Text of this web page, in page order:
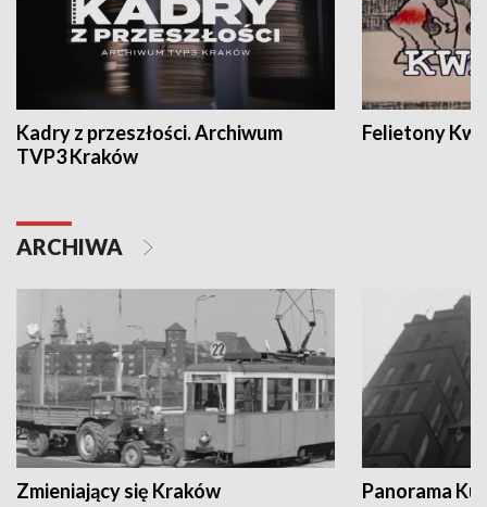
Kadry z przeszłości. Archiwum
TVP3 Kraków
Felietony
ARCHIWA
Zmieniający się Kraków Panorama